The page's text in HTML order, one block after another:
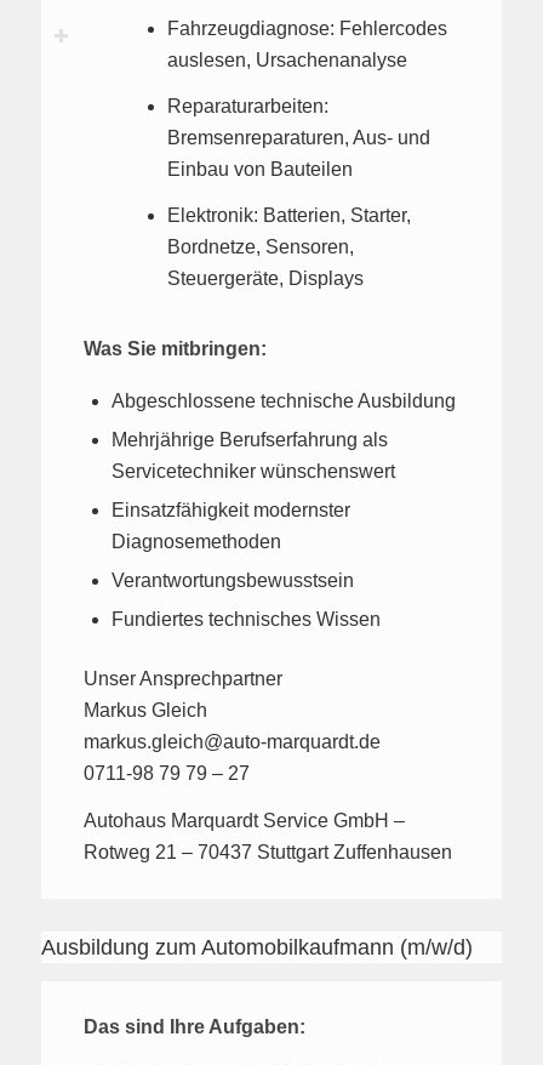
Fahrzeugdiagnose: Fehlercodes
auslesen, Ursachenanalyse
Reparaturarbeiten:
Bremsenreparaturen, Aus- und
Einbau von Bauteilen
Elektronik: Batterien, Starter,
Bordnetze, Sensoren,
Steuergeräte, Displays
Was Sie mitbringen:
Abgeschlossene technische Ausbildung
Mehrjährige Berufserfahrung als
Servicetechniker wünschenswert
Einsatzfähigkeit modernster
Diagnosemethoden
Verantwortungsbewusstsein
Fundiertes technisches Wissen
Unser Ansprechpartner
Markus Gleich
markus.gleich@auto-marquardt.de
0711-98 79 79 – 27
Autohaus Marquardt Service GmbH –
Rotweg 21 – 70437 Stuttgart Zuffenhausen
Ausbildung zum Automobilkaufmann (m/w/d)
Das sind Ihre Aufgaben: